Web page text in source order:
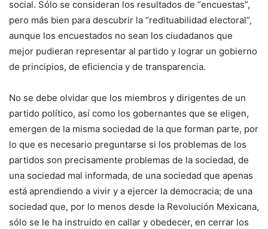
social. Sólo se consideran los resultados de “encuestas”,
pero más bien para descubrir la “redituabilidad electoral”,
aunque los encuestados no sean los ciudadanos que
mejor pudieran representar al partido y lograr un gobierno
de principios, de eficiencia y de transparencia.
No se debe olvidar que los miembros y dirigentes de un
partido político, así como los gobernantes que se eligen,
emergen de la misma sociedad de la que forman parte, por
lo que es necesario preguntarse si los problemas de los
partidos son precisamente problemas de la sociedad, de
una sociedad mal informada, de una sociedad que apenas
está aprendiendo a vivir y a ejercer la democracia; de una
sociedad que, por lo menos desde la Revolución Mexicana,
sólo se le ha instruido en callar y obedecer, en cerrar los